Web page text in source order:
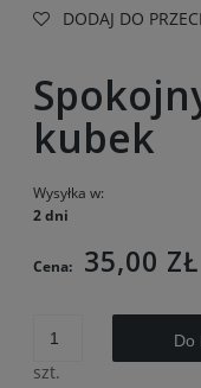
DODAJ DO
kubek
Wysyłka w:
2 dni
Cena: 35,00 ZŁ
szt.
Do